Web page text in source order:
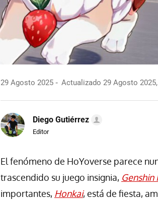
29 Agosto 2025 Actualizado 29 Agosto
Diego Gutiérrez
Editor
El fenómeno de HoYoverse parece
trascendido su juego insignia, Genshin
importantes, Honkai, está de fiesta,